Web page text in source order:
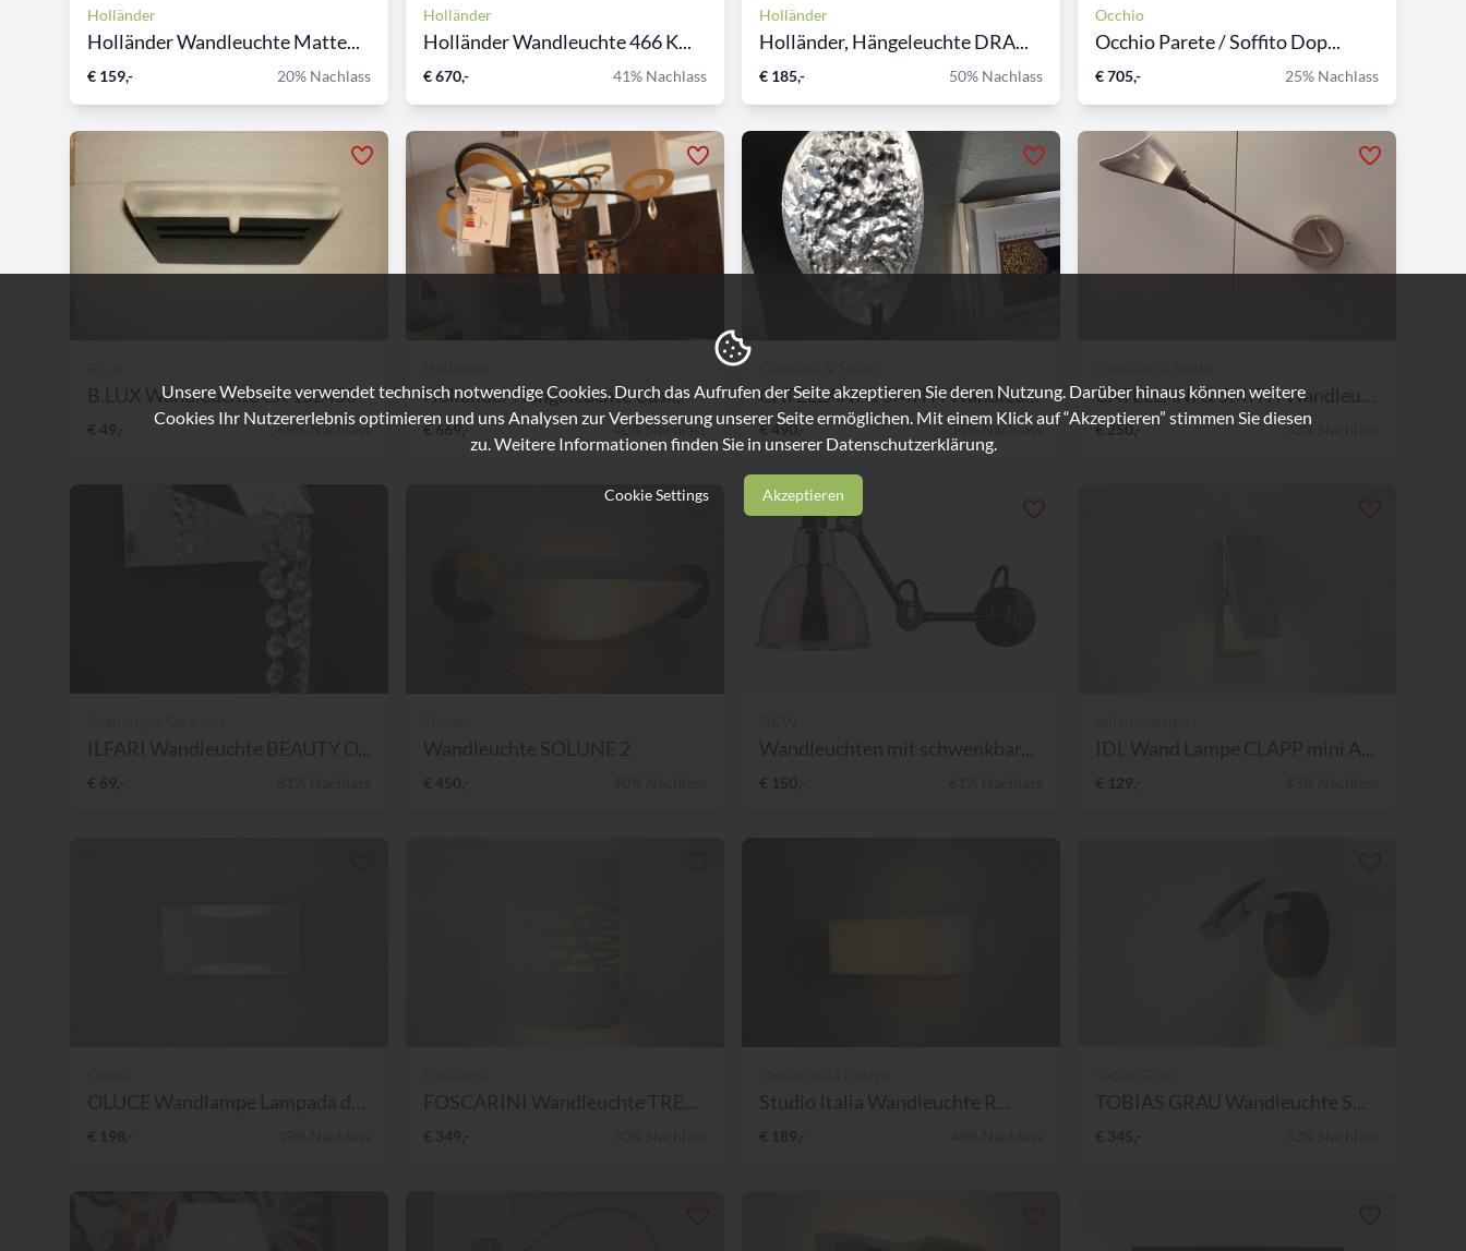
Holländer
Holländer Wandleuchte Matte...
€ 159,- 20% Nachlass
Holländer
Holländer Wandleuchte 466 K...
€ 670,- 41% Nachlass
Holländer
Holländer, Hängeleuchte DRA...
€ 185,- 50% Nachlass
Occhio
Occhio Parete / Soffito Dop...
€ 705,- 25% Nachlass
B.LUX Wandleuchte CX 152450
€ 49,- 69% Nachlass
Holländer Hängeleuchte Casi...
€ 669,- 40% Nachlass
CATELLANI & SMITH Wandleuch...
€ 490,- 34% Nachlass
CATELLANI & SMITH Wandleuch...
€ 250,- 33% Nachlass
Unsere Webseite verwendet technisch notwendige Cookies. Durch das Aufrufen der Seite akzeptieren Sie deren Nutzung. Darüber hinaus können weitere
Cookies Ihr Nutzererlebnis optimieren und uns Analysen zur Verbesserung unserer Seite ermöglichen. Mit einem Klick auf “Akzeptieren” stimmen Sie diesen
zu. Weitere Informationen finden Sie in unserer Datenschutzerklärung.
Cookie Settings Akzeptieren